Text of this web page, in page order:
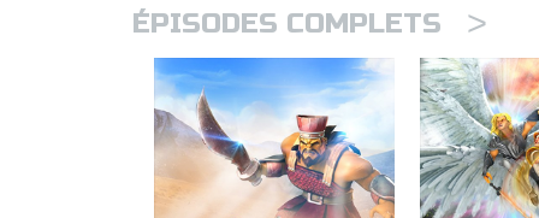
ÉPISODES COMPLETS >